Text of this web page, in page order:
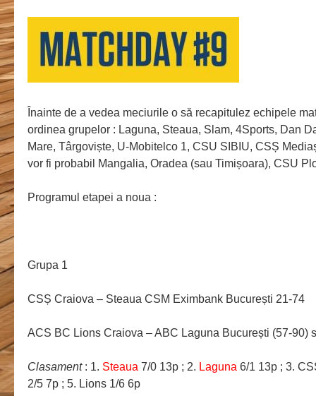
Înainte de a vedea meciurile o să recapitulez echipele
ordinea grupelor : Laguna, Steaua, Slam, 4Sports, Dan
Mare, Târgoviște, U-Mobitelco 1, CSU SIBIU, CSȘ
vor fi probabil Mangalia, Oradea (sau Timișoara), CSU
Programul etapei a noua :
Grupa 1
CSȘ Craiova – Steaua CSM Eximbank București 21-74
ACS BC Lions Craiova – ABC Laguna București (57-90)
Clasament: 1. Steaua 7/0 13p ; 2. Laguna 6/1 13p ; 3.
2/5 7p ; 5. Lions 1/6 6p